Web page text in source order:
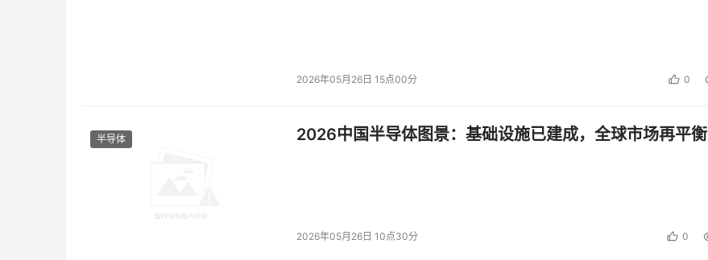
2026年05月26日 15点00分 0
半导体 2026中国半导体图景：基础设施已建成，全球市场再平衡
2026年05月26日 10点30分 0